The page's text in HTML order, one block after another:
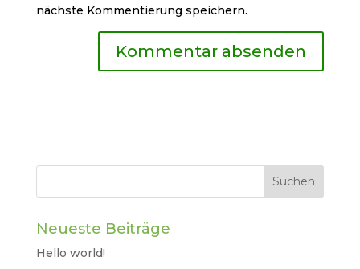
nächste Kommentierung speichern.
Neueste Beiträge
Hello world!